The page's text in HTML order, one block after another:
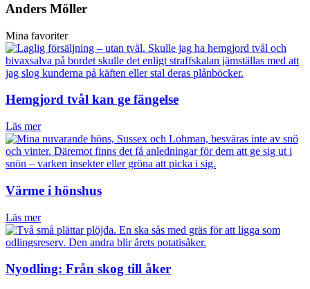
Anders Möller
Mina favoriter
Hemgjord tvål kan ge fängelse
Läs mer
Värme i hönshus
Läs mer
Nyodling: Från skog till åker